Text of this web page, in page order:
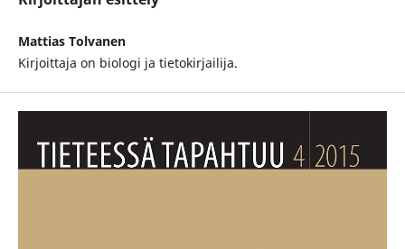
Mattias Tolvanen
Kirjoittaja on biologi ja tietokirjailija.